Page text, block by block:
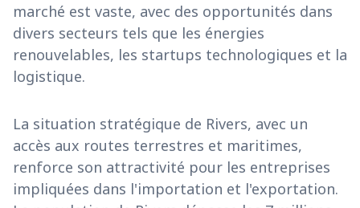
marché est vaste, avec des opportunités dans
divers secteurs tels que les énergies
renouvelables, les startups technologiques et la
logistique.
La situation stratégique de Rivers, avec un
accès aux routes terrestres et maritimes,
renforce son attractivité pour les entreprises
impliquées dans l'importation et l'exportation.